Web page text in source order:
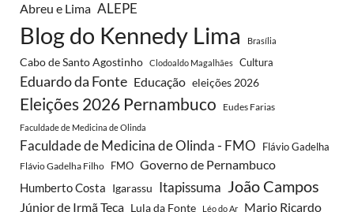
Abreu e Lima ALEPE
Blog do Kennedy Lima Brasília
Cabo de Santo Agostinho Clodoaldo Magalhães Cultura
Eduardo da Fonte Educação eleições 2026
Eleições 2026 Pernambuco Eudes Farias
Faculdade de Medicina de Olinda
Faculdade de Medicina de Olinda - FMO Flávio Gadelha
Flávio Gadelha Filho FMO Governo de Pernambuco
Humberto Costa Igarassu Itapissuma João Campos
Júnior de Irmã Teca Lula da Fonte Léo do Ar Mario Ricardo